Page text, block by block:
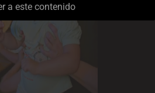
a este contenido